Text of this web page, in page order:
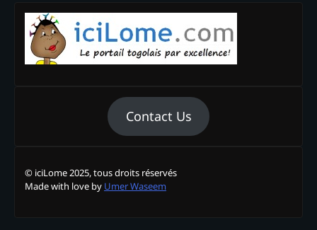
Contact Us
© iciLome 2025, tous droits réservés
Made with love by Umer Waseem